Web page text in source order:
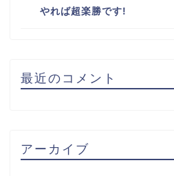
やれば超楽勝です!
最近のコメント
アーカイブ